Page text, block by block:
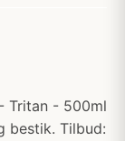
Tritan - 500ml
bestik. Tilbud: